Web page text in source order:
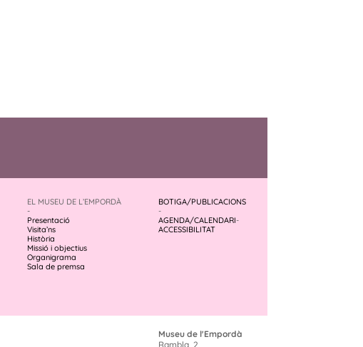
EL MUSEU DE L’EMPORDÀ
-
Presentació
Visita’ns
Història
Missió i objectius
Organigrama
Sala de premsa
BOTIGA/PUBLICACIONS
-
AGENDA/CALENDARI-
ACCESSIBILITAT
Museu de l'Empordà
Rambla, 2